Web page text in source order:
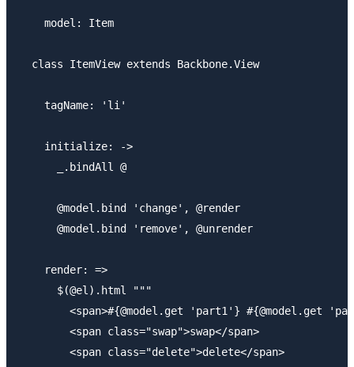
    model: Item
  class ItemView extends Backbone.View
    tagName: 'li'
    initialize: ->
      _.bindAll @
      @model.bind 'change', @render
      @model.bind 'remove', @unrender
    render: =>
      $(@el).html """
<span>#{@model.get 'part1'} #{@model.get
        <span class="swap">swap</span>
        <span class="delete">delete</span>